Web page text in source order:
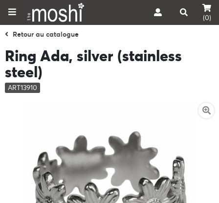
(0)
Retour au catalogue
Ring Ada, silver (stainless
steel)
ART13910